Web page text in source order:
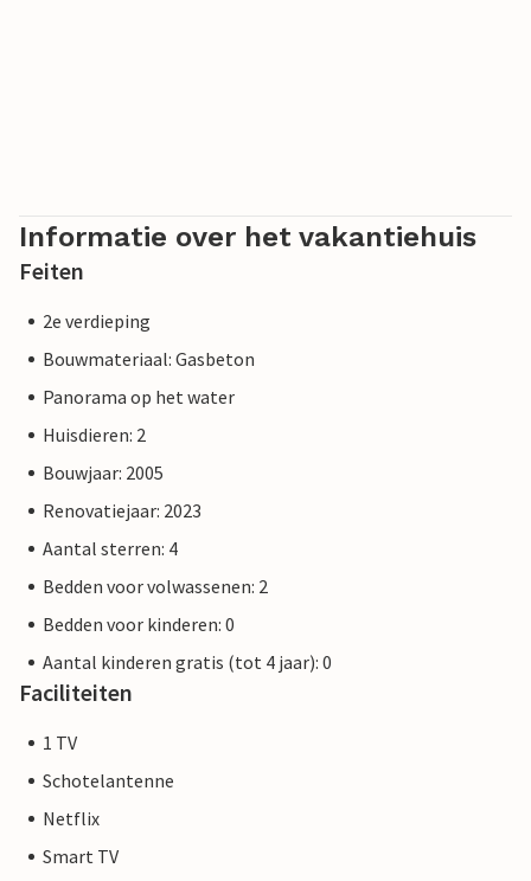
Informatie over het vakantiehuis
Feiten
2e verdieping
Bouwmateriaal: Gasbeton
Panorama op het water
Huisdieren: 2
Bouwjaar: 2005
Renovatiejaar: 2023
Aantal sterren: 4
Bedden voor volwassenen: 2
Bedden voor kinderen: 0
Aantal kinderen gratis (tot 4 jaar): 0
Faciliteiten
1 TV
Schotelantenne
Netflix
Smart TV